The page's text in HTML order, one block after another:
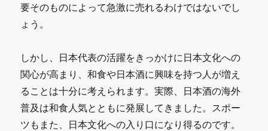
要そのものによって急激に売れるわけではないでし
ょう。
しかし、日本代表の活躍をきっかけに日本文化への
関心が高まり、和食や日本酒に興味を持つ人が増え
ることは十分に考えられます。実際、日本酒の海外
普及は和食人気とともに発展してきました。スポー
ツもまた、日本文化への入り口になり得るのです。